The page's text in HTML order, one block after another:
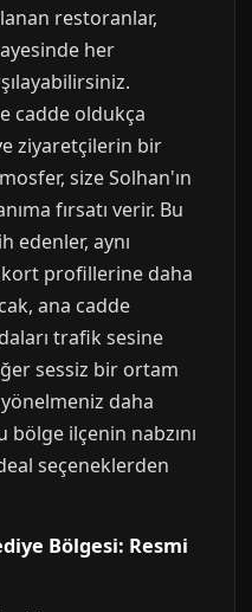
restoranlar,
her
cadde oldukça
ziyaretçilerin bir
size Solhan'ın
fırsatı verir. Bu
edenler, aynı
profillerine daha
ana cadde
trafik sesine
sessiz bir ortam
daha
bölge ilçenin nabzını
seçeneklerden
Bölgesi: Resmi